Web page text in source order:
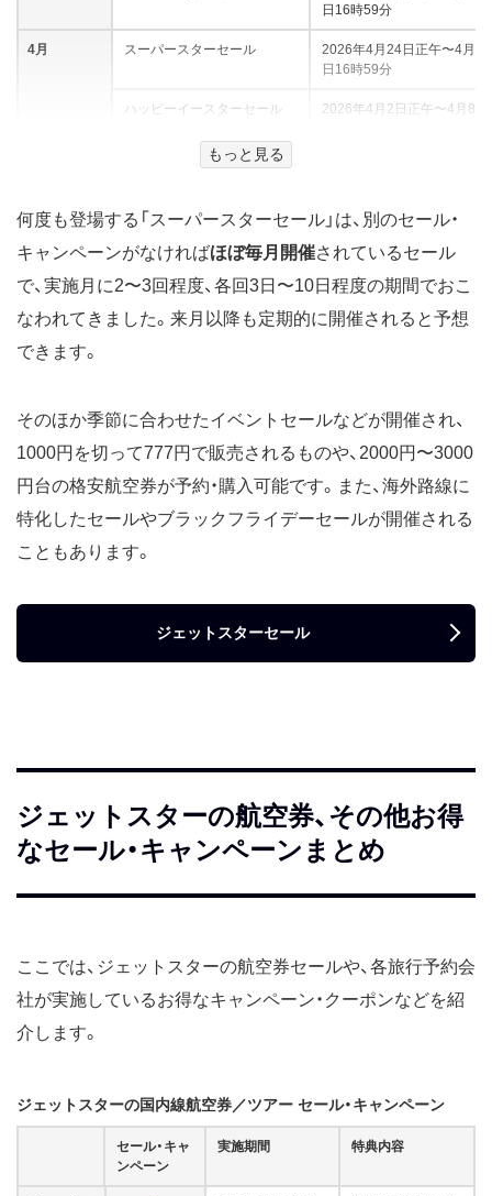
日16時59分
4月 スーパースターセール
2026年4月24日正午〜4月30
日16時59分
ハッピーイースターセール
2026年4月2日正午〜4月8日
スーパースターセール
最強開運日セール
2026年3月5日正午〜3月9日
16時59分
2月 スーパースターセール
2026年2月19日正午〜2月25
日16時59分
日16時59分
2026年1月
スーパースターセール
初売りセール！
2026年1月8日正午〜1月13
ブラックフライデー
2025年11月26日正午〜12月
3日16時59分
11月
香港路線再開記念セール！
2025年11月14日正午〜17日
高雄就航記念セール！
2025年10月24日正午〜30日
16時59分
オーストラリア路線セール
2025年9月30日正午〜10月
もっと見る
何度も登場する「スーパースターセール」は、別のセール・
キャンペーンがなければほぼ毎月開催されているセール
で、実施月に2〜3回程度、各回3日〜10日程度の期間でおこ
なわれてきました。来月以降も定期的に開催されると予想
できます。
そのほか季節に合わせたイベントセールなどが開催され、
1000円を切って777円で販売されるものや、2000円〜3000
円台の格安航空券が予約・購入可能です。また、海外路線に
特化したセールやブラックフライデーセールが開催される
こともあります。
ジェットスターセール
ジェットスターの航空券、その他お得
なセール・キャンペーンまとめ
ここでは、ジェットスターの航空券セールや、各旅行予約会
社が実施しているお得なキャンペーン・クーポンなどを紹
介します。
ジェットスターの国内線航空券／ツアー セール・キャンペーン
セール・キャ
ンペーン
実施期間 特典内容